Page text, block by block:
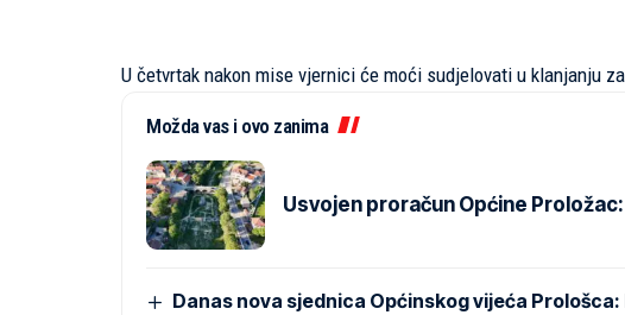
U četvrtak nakon mise vjernici će moći sudjelovati u klanjanju
Možda vas i ovo zanima
Usvojen proračun Općine
Danas nova sjednica Općinskog vijeća